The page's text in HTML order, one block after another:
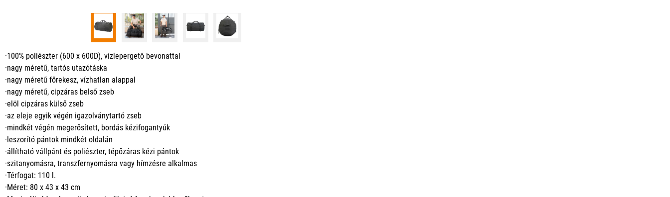
·100% poliészter (600 x 600D), vízlepergető bevonattal
·nagy méretű, tartós utazótáska
·nagy méretű főrekesz, vízhatlan alappal
·nagy méretű, cipzáras belső zseb
·elöl cipzáras külső zseb
·az eleje egyik végén igazolványtartó zseb
·mindkét végén megerősített, bordás kézifogantyúk
·leszorító pántok mindkét oldalán
·állítható vállpánt és poliészter, tépőzáras kézi pántok
·szitanyomásra, transzfernyomásra vagy hímzésre alkalmas
·Térfogat: 110 l.
·Méret: 80 x 43 x 43 cm